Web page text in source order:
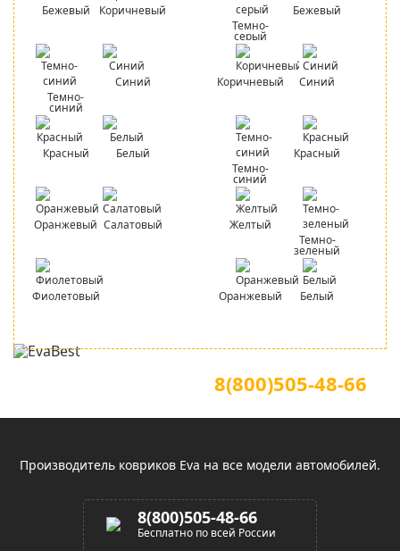
Бежевый Коричневый
Темно-
синий
Синий
Красный Белый
Оранжевый Салатовый
Фиолетовый
Темно-
серый
Бежевый
Коричневый Синий
Темно-
синий
Красный
Желтый
Темно-
зеленый
Оранжевый Белый
8(800)505-48-66
Производитель ковриков Eva на все модели автомобилей.
8(800)505-48-66
Бесплатно по всей России